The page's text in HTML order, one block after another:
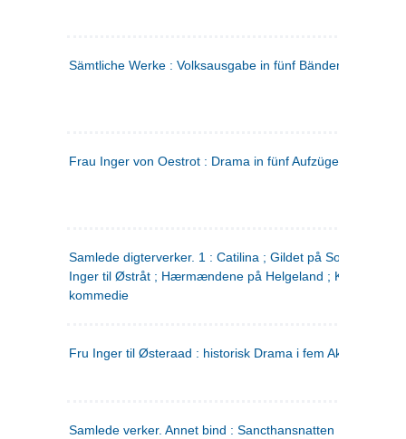
Sämtliche Werke : Volksausgabe in fünf Bänden
Frau Inger von Oestrot : Drama in fünf Aufzügen
Samlede digterverker. 1 : Catilina ; Gildet på Solhaug ; Fru
Inger til Østråt ; Hærmændene på Helgeland ;
kommedie
Fru Inger til Østeraad : historisk Drama i fem Akter
Samlede verker. Annet bind : Sancthansnatten ; Fru Inger